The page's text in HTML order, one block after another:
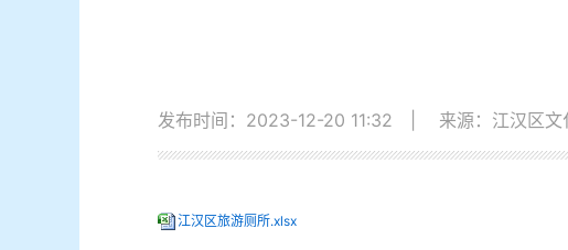
发布时间：2023-12-20 11:32 来源：江汉区文
江汉区旅游厕所.xlsx